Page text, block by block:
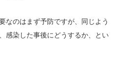
なのはまず予防ですが、同じよう
感染した事後にどうするか、とい